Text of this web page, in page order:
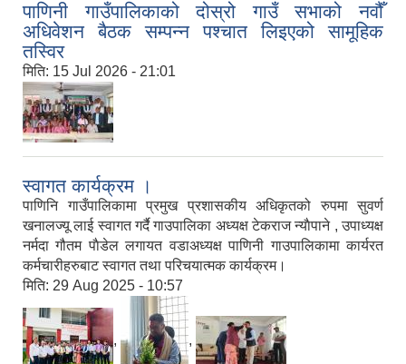
पाणिनी गाउँपालिकाको दोस्रो गाउँ सभाको नवौँ
अधिवेशन बैठक सम्पन्न पश्चात लिइएको सामूहिक
तस्विर
मिति: 15 Jul 2026 - 21:01
स्वागत कार्यक्रम ।
पाणिनि गाउँपालिकामा प्रमुख प्रशासकीय अधिकृतको रुपमा सुवर्ण
खनालज्यू लाई स्वागत गर्दै गाउपालिका अध्यक्ष टेकराज न्याैपाने , उपाध्यक्ष
नर्मदा गौतम पाैडेल लगायत वडाअध्यक्ष पाणिनी गाउपालिकामा कार्यरत
कर्मचारीहरुबाट स्वागत तथा परिचयात्मक कार्यक्रम।
मिति: 29 Aug 2025 - 10:57
, ,